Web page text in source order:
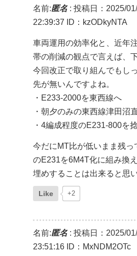
名前:匿名: 投稿日：2025/
22:39:37
ID：kzODkyNTA
車両運用の効率化と、近年
帯の削減の観点で言えば、
今回改正で取り組んでもし
先が無いんですよね。
・E233-2000を東西線へ
・朝夕のみの東西線津田沼
・4編成程度のE231-800を
今だにMT比が低いまま残っ
のE231を6M4T化に組み換
埋めすることは出来ると思い
Like +2
名前:匿名: 投稿日：2025/
23:51:16 ID：MxNDM2OTc